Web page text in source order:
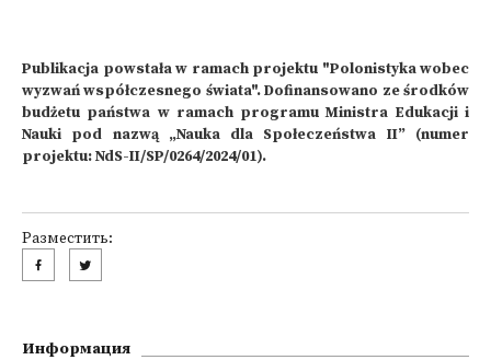
Publikacja powstała w ramach projektu "Polonistyka wobec
wyzwań współczesnego świata". Dofinansowano ze środków
budżetu państwa w ramach programu Ministra Edukacji i
Nauki pod nazwą „Nauka dla Społeczeństwa II” (numer
projektu: NdS-II/SP/0264/2024/01).
Разместить:
Информация